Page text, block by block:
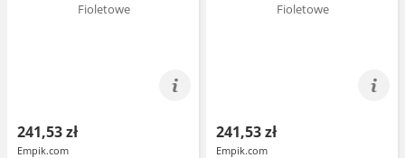
241,53 zł
Empik.com
241,53 zł
Empik.com